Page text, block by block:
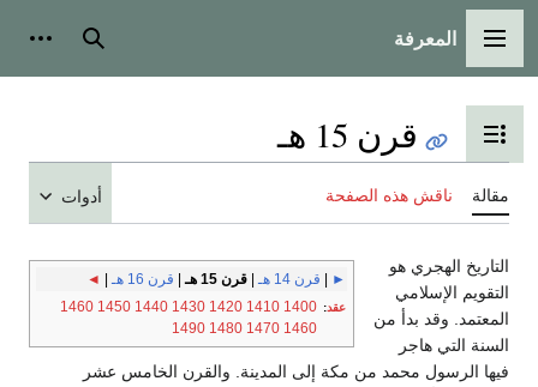
القائمة الرئيسية
المعرفة بحث
تبديل عرض جدول المحتويات
قرن 15 هـ
ناقش هذه الصفحة أدوات
قرن 14 هـ |قرن 15 هـ |قرن 16 هـ |
◄
1400
1410
1420
1430
1440
1450
1460
1460
1470
1480
1490
الهجري هو
الإسلامي
وقد بدأ من
التي هاجر
الرسول محمد من مكة إلى المدينة. والقرن الخامس عشر